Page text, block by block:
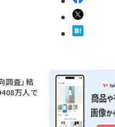
調査」結
万人で